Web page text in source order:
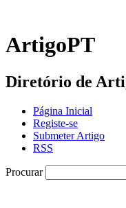
ArtigoPT
Diretório de
Página Inicial
Registe-se
Submeter Artigo
RSS
Procurar